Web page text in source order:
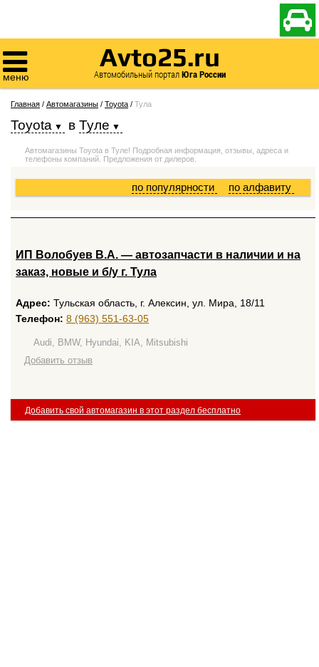


меню
Avto25.ru
Автомобильный порталЮга России
Главная / Автомагазины / Toyota / Тула
Toyota в Туле
Автомагазины Toyota в Туле! Подробная информация, отзывы, адреса и
телефоны компаний. Предложения от дилеров.
по алфавиту
по популярности
ИП Волобуев В.А. — автозапчасти в наличии и на
заказ, новые и б/у г. Тула
Адрес: Тульская область, г. Алексин, ул. Мира, 18/11
Телефон: 8 (963) 551-63-05
Audi, BMW, Hyundai, KIA, Mitsubishi
Добавить отзыв
Добавить свой автомагазин в этот раздел бесплатно